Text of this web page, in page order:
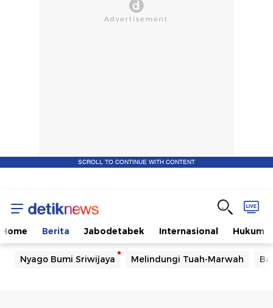
SCROLL TO CONTINUE WITH CONTENT
Home Berita Jabodetabek Internasional Hukum
Nyago Bumi Sriwijaya Melindungi Tuah-Marwah